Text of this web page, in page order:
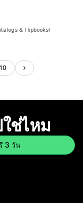
& Flipbooks!
10
ช่ไหม
3 วัน